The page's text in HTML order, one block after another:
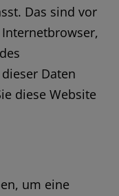
Das sind vor
Daten
diese Website
um eine